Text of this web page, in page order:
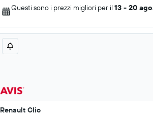
Questi sono i prezzi migliori per il 13 - 20 ago.
Renault Clio